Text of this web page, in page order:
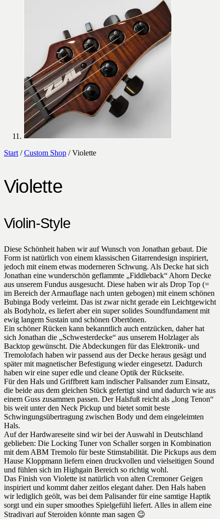
Start /Custom Shop / Violette
Violette
Violin-Style
Diese Schönheit haben wir auf Wunsch von Jonathan gebaut. Die
Form ist natürlich von einem klassischen Gitarrendesign inspiriert,
jedoch mit einem etwas moderneren Schwung. Als Decke hat sich
Jonathan eine wunderschön geflammte „Fiddleback“ Ahorn Decke
aus unserem Fundus ausgesucht. Diese haben wir als Drop Top (=
im Bereich der Armauflage nach unten gebogen) mit einem schönen
Bubinga Body verleimt. Das ist zwar nicht gerade ein Leichtgewicht
als Bodyholz, es liefert aber ein super solides Soundfundament mit
ewig langem Sustain und schönen Obertönen.
Ein schöner Rücken kann bekanntlich auch entzücken, daher hat
sich Jonathan die „Schwesterdecke“ aus unserem Holzlager als
Backtop gewünscht. Die Abdeckungen für das Elektronik- und
Tremolofach haben wir passend aus der Decke heraus gesägt und
später mit magnetischer Befestigung wieder eingesetzt. Dadurch
haben wir eine super edle und cleane Optik der Rückseite.
Für den Hals und Griffbrett kam indischer Palisander zum Einsatz,
die beide aus dem gleichen Stück gefertigt sind und dadurch wie aus
einem Guss zusammen passen. Der Halsfuß reicht als „long Tenon“
bis weit unter den Neck Pickup und bietet somit beste
Schwingungsübertragung zwischen Body und dem eingeleimten
Hals.
Auf der Hardwareseite sind wir bei der Auswahl in Deutschland
geblieben: Die Locking Tuner von Schaller sorgen in Kombination
mit dem ABM Tremolo für beste Stimstabilität. Die Pickups aus dem
Hause Kloppmann liefern einen druckvollen und vielseitigen Sound
und fühlen sich im Highgain Bereich so richtig wohl.
Das Finish von Violette ist natürlich von alten Cremoner Geigen
inspiriert und kommt daher zeitlos elegant daher. Den Hals haben
wir lediglich geölt, was bei dem Palisander für eine samtige Haptik
sorgt und ein super smoothes Spielgefühl liefert. Alles in allem eine
Stradivari auf Steroiden könnte man sagen 😉